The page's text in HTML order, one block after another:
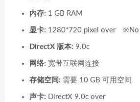
内存: 1 GB RAM
显卡: 1280*720 pixel over ※No
DirectX 版本: 9.0c
网络: 宽带互联网连接
存储空间: 需要 10 GB 可用空间
声卡: DirectX 9.0c over